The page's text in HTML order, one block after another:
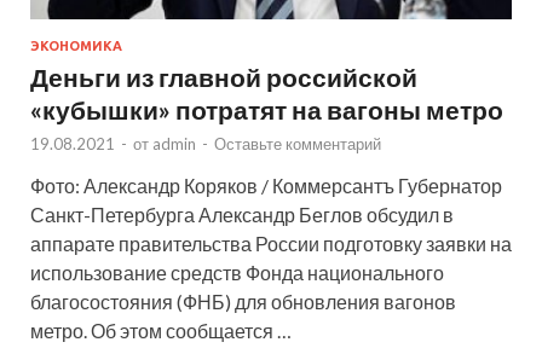
ЭКОНОМИКА
Деньги из главной российской
«кубышки» потратят на вагоны метро
19.08.2021 - от admin - Оставьте комментарий
Фото: Александр Коряков / Коммерсантъ Губернатор
Санкт-Петербурга Александр Беглов обсудил в
аппарате правительства России подготовку заявки на
использование средств Фонда национального
благосостояния (ФНБ) для обновления вагонов
метро. Об этом сообщается …